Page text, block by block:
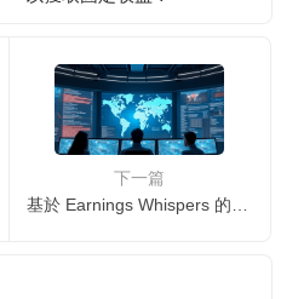
下一篇